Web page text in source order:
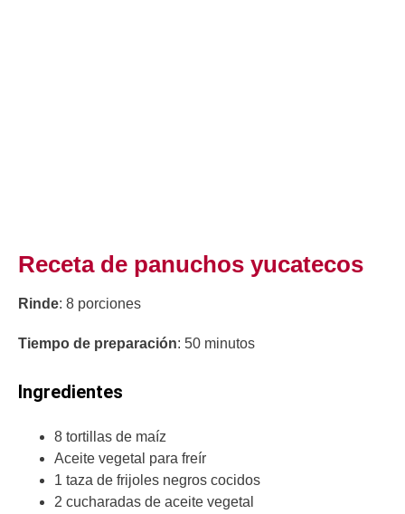
Receta de panuchos yucatecos
Rinde: 8 porciones
Tiempo de preparación: 50 minutos
Ingredientes
8 tortillas de maíz
Aceite vegetal para freír
1 taza de frijoles negros cocidos
2 cucharadas de aceite vegetal